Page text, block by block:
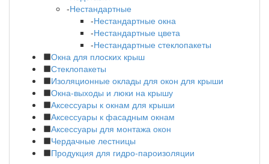
-Нестандартные
-Нестандартные окна
-Нестандартные цвета
-Нестандартные стеклопакеты
Окна для плоских крыш
Стеклопакеты
Изоляционные оклады для окон для крыши
Окна-выходы и люки на крышу
Аксессуары к окнам для крыши
Аксессуары к фасадным окнам
Аксессуары для монтажа окон
Чердачные лестницы
Продукция для гидро-пароизоляции